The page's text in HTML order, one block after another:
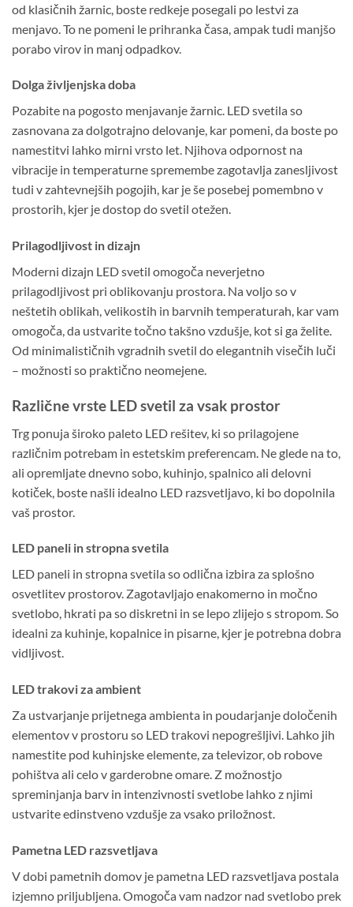
od klasičnih žarnic, boste redkeje posegali po lestvi za
menjavo. To ne pomeni le prihranka časa, ampak tudi manjšo
porabo virov in manj odpadkov.
Dolga življenjska doba
Pozabite na pogosto menjavanje žarnic. LED svetila so
zasnovana za dolgotrajno delovanje, kar pomeni, da boste po
namestitvi lahko mirni vrsto let. Njihova odpornost na
vibracije in temperaturne spremembe zagotavlja zanesljivost
tudi v zahtevnejših pogojih, kar je še posebej pomembno v
prostorih, kjer je dostop do svetil otežen.
Prilagodljivost in dizajn
Moderni dizajn LED svetil omogoča neverjetno
prilagodljivost pri oblikovanju prostora. Na voljo so v
neštetih oblikah, velikostih in barvnih temperaturah, kar vam
omogoča, da ustvarite točno takšno vzdušje, kot si ga želite.
Od minimalističnih vgradnih svetil do elegantnih visečih luči
– možnosti so praktično neomejene.
Različne vrste LED svetil za vsak prostor
Trg ponuja široko paleto LED rešitev, ki so prilagojene
različnim potrebam in estetskim preferencam. Ne glede na to,
ali opremljate dnevno sobo, kuhinjo, spalnico ali delovni
kotiček, boste našli idealno LED razsvetljavo, ki bo dopolnila
vaš prostor.
LED paneli in stropna svetila
LED paneli in stropna svetila so odlična izbira za splošno
osvetlitev prostorov. Zagotavljajo enakomerno in močno
svetlobo, hkrati pa so diskretni in se lepo zlijejo s stropom. So
idealni za kuhinje, kopalnice in pisarne, kjer je potrebna dobra
vidljivost.
LED trakovi za ambient
Za ustvarjanje prijetnega ambienta in poudarjanje določenih
elementov v prostoru so LED trakovi nepogrešljivi. Lahko jih
namestite pod kuhinjske elemente, za televizor, ob robove
pohištva ali celo v garderobne omare. Z možnostjo
spreminjanja barv in intenzivnosti svetlobe lahko z njimi
ustvarite edinstveno vzdušje za vsako priložnost.
Pametna LED razsvetljava
V dobi pametnih domov je pametna LED razsvetljava postala
izjemno priljubljena. Omogoča vam nadzor nad svetlobo prek